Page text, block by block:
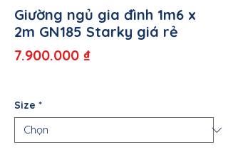
Giường ngủ gia đình 1m6 x
2m GN185 Starky giá rẻ
7.900.000 ₫Giá
Size *